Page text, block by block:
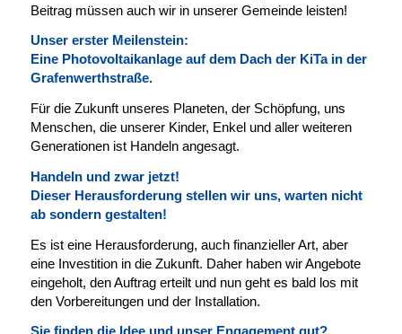
Beitrag müssen auch wir in unserer Gemeinde leisten!
Unser erster Meilenstein:
Eine Photovoltaikanlage auf dem Dach der KiTa in der
Grafenwerthstraße.
Für die Zukunft unseres Planeten, der Schöpfung, uns
Menschen, die unserer Kinder, Enkel und aller weiteren
Generationen ist Handeln angesagt.
Handeln und zwar jetzt!
Dieser Herausforderung stellen wir uns, warten nicht
ab sondern gestalten!
Es ist eine Herausforderung, auch finanzieller Art, aber
eine Investition in die Zukunft. Daher haben wir Angebote
eingeholt, den Auftrag erteilt und nun geht es bald los mit
den Vorbereitungen und der Installation.